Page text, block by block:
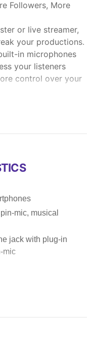
Followers, More
or live streamer,
your productions.
in microphones
your listeners
control over your
mic, musical
jack with plug-in
mic